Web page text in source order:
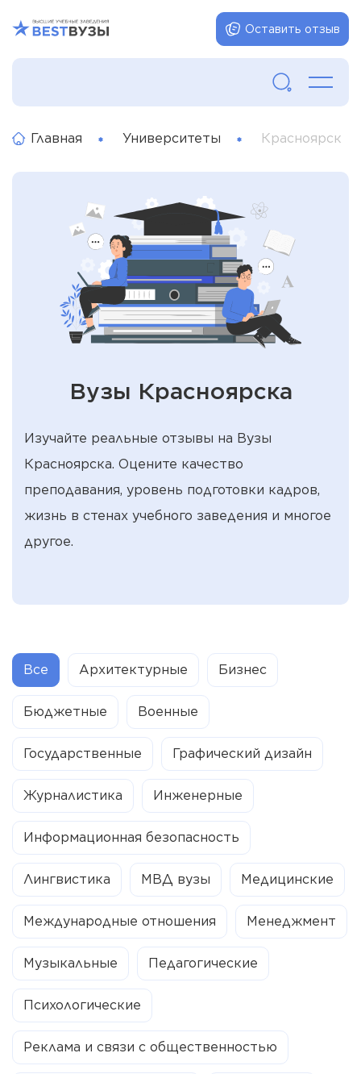
Оставить отзыв
Главная Университеты Красноярск
Вузы Красноярска
Изучайте реальные отзывы на Вузы
Красноярска. Оцените качество
преподавания, уровень подготовки кадров,
жизнь в стенах учебного заведения и многое
другое.
Все Архитектурные Бизнес
Бюджетные Военные
Государственные Графический дизайн
Журналистика Инженерные
Информационная безопасность
Лингвистика МВД вузы Медицинские
Международные отношения Менеджмент
Музыкальные Педагогические
Психологические
Реклама и связи с общественностью